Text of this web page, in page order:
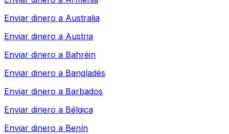
Enviar dinero a Australia
Enviar dinero a Austria
Enviar dinero a Bahréin
Enviar dinero a Bangladés
Enviar dinero a Barbados
Enviar dinero a Bélgica
Enviar dinero a Benín